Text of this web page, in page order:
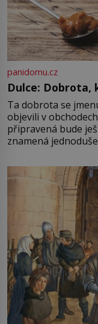
panidomu.cz
Dulce:
Ta dobrota se
objevili v
připravená bude
znamená
pře hned několik
Francie, kde se